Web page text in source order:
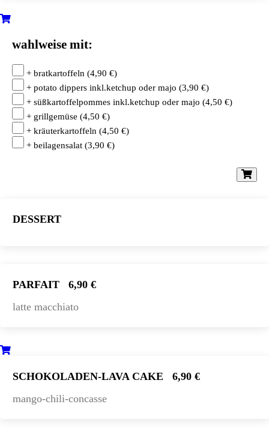
wahlweise mit:
+ bratkartoffeln (4,90 €)
+ potato dippers inkl.ketchup oder majo (3,90 €)
+ süßkartoffelpommes inkl.ketchup oder majo (4,50 €)
+ grillgemüse (4,50 €)
+ kräuterkartoffeln (4,50 €)
+ beilagensalat (3,90 €)
DESSERT
PARFAIT
6,90 €
latte macchiato
SCHOKOLADEN-LAVA CAKE
6,90 €
mango-chili-concasse